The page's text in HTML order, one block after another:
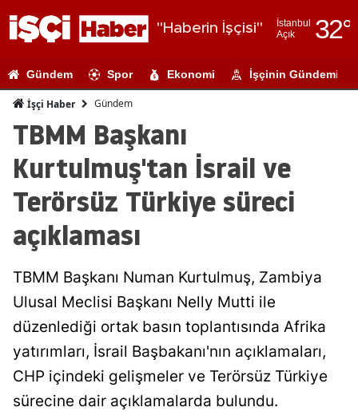
"Haberin İşçisi"
İstanbul
Açık
32°
Adıyaman
Ankara
Artvin
Balıkesir
Bilecik
Gündem Spor Ekonomi İşçinin Gündemi
İşçi Haber Gündem
TBMM Başkanı
Kurtulmuş'tan İsrail ve
Terörsüz Türkiye süreci
açıklaması
TBMM Başkanı Numan Kurtulmuş, Zambiya
Ulusal Meclisi Başkanı Nelly Mutti ile
düzenlediği ortak basın toplantısında Afrika
yatırımları, İsrail Başbakanı'nın açıklamaları,
CHP içindeki gelişmeler ve Terörsüz Türkiye
sürecine dair açıklamalarda bulundu.